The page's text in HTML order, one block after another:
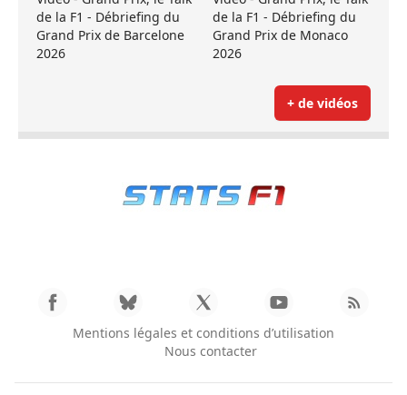
de la F1 - Débriefing du
Grand Prix de Barcelone
2026
de la F1 - Débriefing du
Grand Prix de Monaco
2026
+ de vidéos
Mentions légales et conditions d’utilisation
Nous contacter